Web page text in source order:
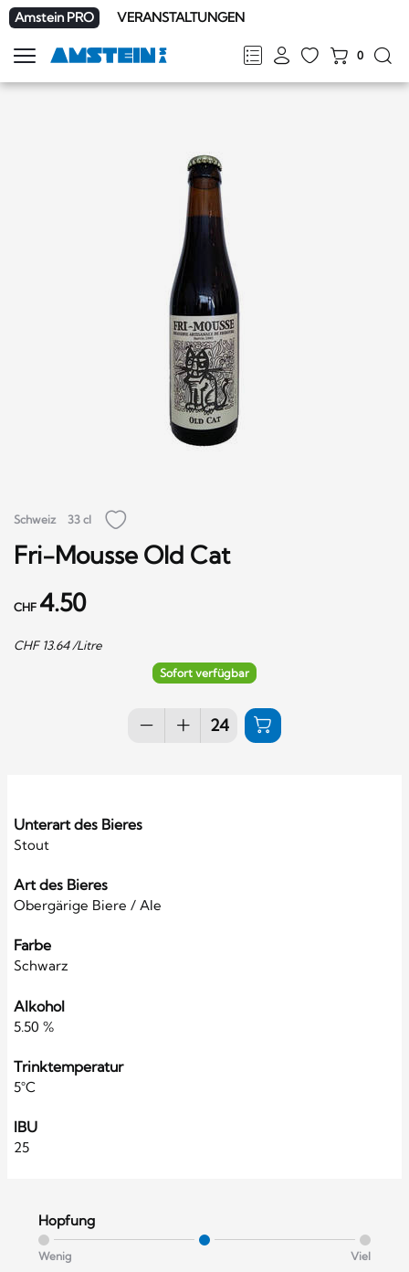
Amstein PRO VERANSTALTUNGEN
FRDEENIT
0
Navigation
zeigen
Schweiz 33 cl
Fri-Mousse Old Cat
CHF 4.50
CHF 13.64/Litre
Sofort verfügbar
Unterart des Bieres
Stout
Art des Bieres
Obergärige Biere / Ale
Farbe
Schwarz
Alkohol
5.50 %
Trinktemperatur
5°C
IBU
25
Hopfung
Wenig Viel